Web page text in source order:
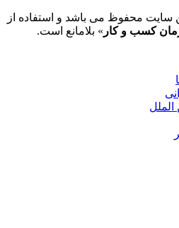
سایت محفوظ می باشد و استفاده از
کسب و کار » بلامانع است.
الملل